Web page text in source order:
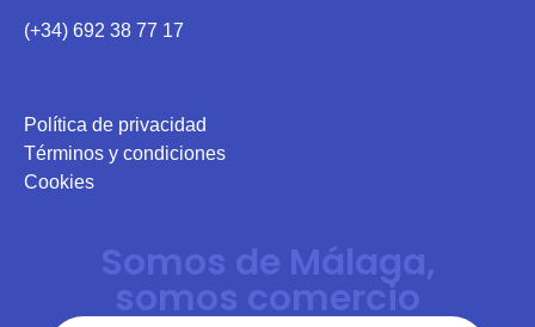
(+34) 692 38 77 17
Política de privacidad
Términos y condiciones
Cookies
Somos de Málaga,
somos comercio